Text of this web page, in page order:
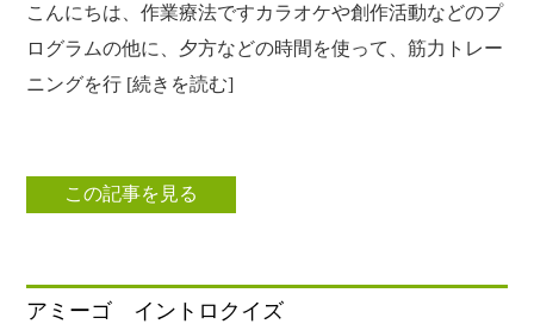
こんにちは、作業療法ですカラオケや創作活動などのプ
ログラムの他に、夕方などの時間を使って、筋力トレー
ニングを行 [続きを読む]
この記事を見る
アミーゴ イントロクイズ